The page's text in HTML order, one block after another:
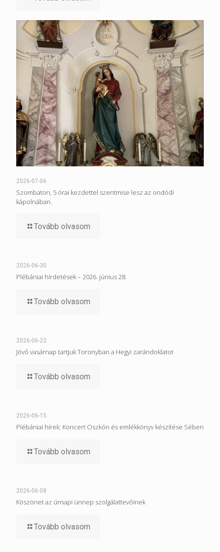
2026-07-06
Szombaton, 5 órai kezdettel szentmise lesz az ondódi
kápolnában.
Tovább olvasom
2026-06-30
Plébániai hirdetések – 2026. június 28.
Tovább olvasom
2026-06-22
Jövő vasárnap tartjuk Toronyban a Hegyi zarándoklatot
Tovább olvasom
2026-06-15
Plébániai hírek: Koncert Oszkón és emlékkönyv készítése Sében
Tovább olvasom
2026-06-08
Köszönet az úrnapi ünnep szolgálattevőinek
Tovább olvasom